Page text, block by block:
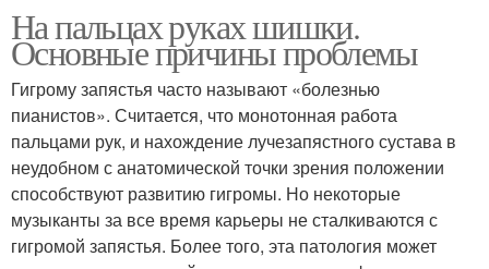
На пальцах руках шишки.
Основные причины проблемы
Гигрому запястья часто называют «болезнью
пианистов». Считается, что монотонная работа
пальцами рук, и нахождение лучезапястного сустава в
неудобном с анатомической точки зрения положении
способствуют развитию гигромы. Но некоторые
музыканты за все время карьеры не сталкиваются с
гигромой запястья. Более того, эта патология может